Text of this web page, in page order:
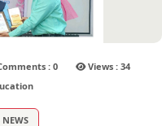
Comments : 0
Views : 34
: Education
NEWS